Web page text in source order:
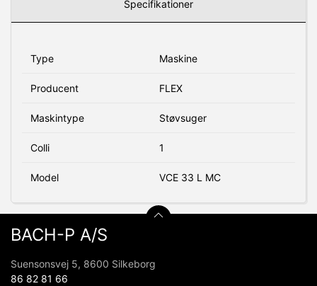
Specifikationer
Type Maskine
Producent FLEX
Maskintype Støvsuger
Colli 1
Model VCE 33 L MC
BACH-P A/S
Suensonsvej 5, 8600 Silkeborg
86 82 81 66